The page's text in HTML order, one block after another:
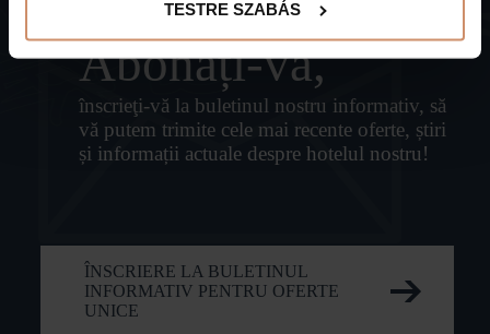
TESTRE SZABÁS
Abonați-vă,
înscrieţi-vă la buletinul nostru informativ, să
vă putem trimite cele mai recente oferte, știri
și informații actuale despre hotelul nostru!
ÎNSCRIERE LA BULETINUL
INFORMATIV PENTRU OFERTE
UNICE